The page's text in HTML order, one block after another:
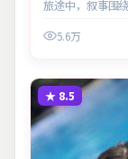
旅途中，叙事围
5.6万
★ 8.5